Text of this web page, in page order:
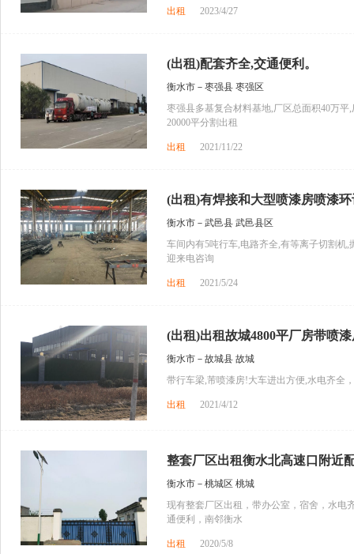
出租 2023/4/27
(出租)配套齐全,交通便利。
衡水市－枣强县 枣强区
枣强县多基复合材料基地,厂区总面积40万
20000平分割出租
出租 2021/11/22
(出租)有焊接和大型喷漆房喷漆环
衡水市－武邑县 武邑县区
车间内有5吨行车,电路齐全,有等离子切割机
迎来电咨询
出租 2021/5/24
(出租)出租故城4800平厂房带喷
衡水市－故城县 故城
带行车梁,芾喷漆房!大车进出方便,水电齐全，
出租 2021/4/12
整套厂区出租衡水北高速口附近
衡水市－桃城区 桃城
现有整套厂区出租，带办公室，宿舍，水电
通便利，南邻衡水
出租 2020/5/8